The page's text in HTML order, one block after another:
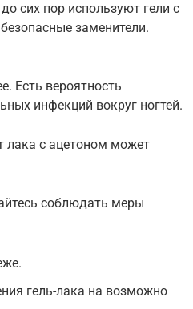
сих пор используют гели с
заменители.
Есть вероятность
инфекций вокруг ногтей.
лака с ацетоном может
соблюдать меры
гель-лака на возможно